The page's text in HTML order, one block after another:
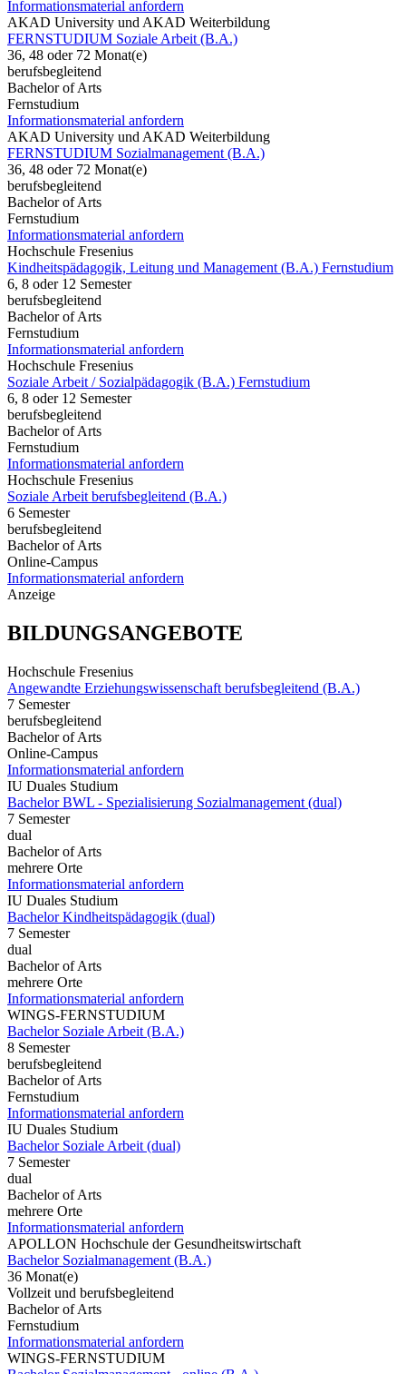
Informationsmaterial anfordern
AKAD University und AKAD Weiterbildung
FERNSTUDIUM Soziale Arbeit (B.A.)
36, 48 oder 72 Monat(e)
berufsbegleitend
Bachelor of Arts
Fernstudium
Informationsmaterial anfordern
AKAD University und AKAD Weiterbildung
FERNSTUDIUM Sozialmanagement (B.A.)
36, 48 oder 72 Monat(e)
berufsbegleitend
Bachelor of Arts
Fernstudium
Informationsmaterial anfordern
Hochschule Fresenius
Kindheitspädagogik, Leitung und Management (B.A.) Fernstudium
6, 8 oder 12 Semester
berufsbegleitend
Bachelor of Arts
Fernstudium
Informationsmaterial anfordern
Hochschule Fresenius
Soziale Arbeit / Sozialpädagogik (B.A.) Fernstudium
6, 8 oder 12 Semester
berufsbegleitend
Bachelor of Arts
Fernstudium
Informationsmaterial anfordern
Hochschule Fresenius
Soziale Arbeit berufsbegleitend (B.A.)
6 Semester
berufsbegleitend
Bachelor of Arts
Online-Campus
Informationsmaterial anfordern
Anzeige
BILDUNGSANGEBOTE
Hochschule Fresenius
Angewandte Erziehungswissenschaft berufsbegleitend (B.A.)
7 Semester
berufsbegleitend
Bachelor of Arts
Online-Campus
Informationsmaterial anfordern
IU Duales Studium
Bachelor BWL - Spezialisierung Sozialmanagement (dual)
7 Semester
dual
Bachelor of Arts
mehrere Orte
Informationsmaterial anfordern
IU Duales Studium
Bachelor Kindheitspädagogik (dual)
7 Semester
dual
Bachelor of Arts
mehrere Orte
Informationsmaterial anfordern
WINGS-FERNSTUDIUM
Bachelor Soziale Arbeit (B.A.)
8 Semester
berufsbegleitend
Bachelor of Arts
Fernstudium
Informationsmaterial anfordern
IU Duales Studium
Bachelor Soziale Arbeit (dual)
7 Semester
dual
Bachelor of Arts
mehrere Orte
Informationsmaterial anfordern
APOLLON Hochschule der Gesundheitswirtschaft
Bachelor Sozialmanagement (B.A.)
36 Monat(e)
Vollzeit und berufsbegleitend
Bachelor of Arts
Fernstudium
Informationsmaterial anfordern
WINGS-FERNSTUDIUM